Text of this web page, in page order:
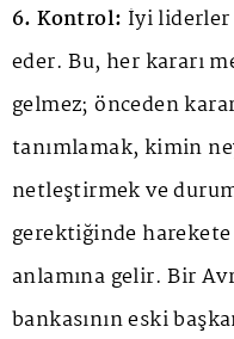
6. Kontrol: İyi liderler
eder. Bu, her kararı
gelmez; önceden
tanımlamak, kimin
netleştirmek ve
gerektiğinde
anlamına gelir. Bir
bankasının eski